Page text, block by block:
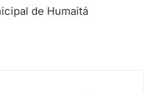
de Humaitá